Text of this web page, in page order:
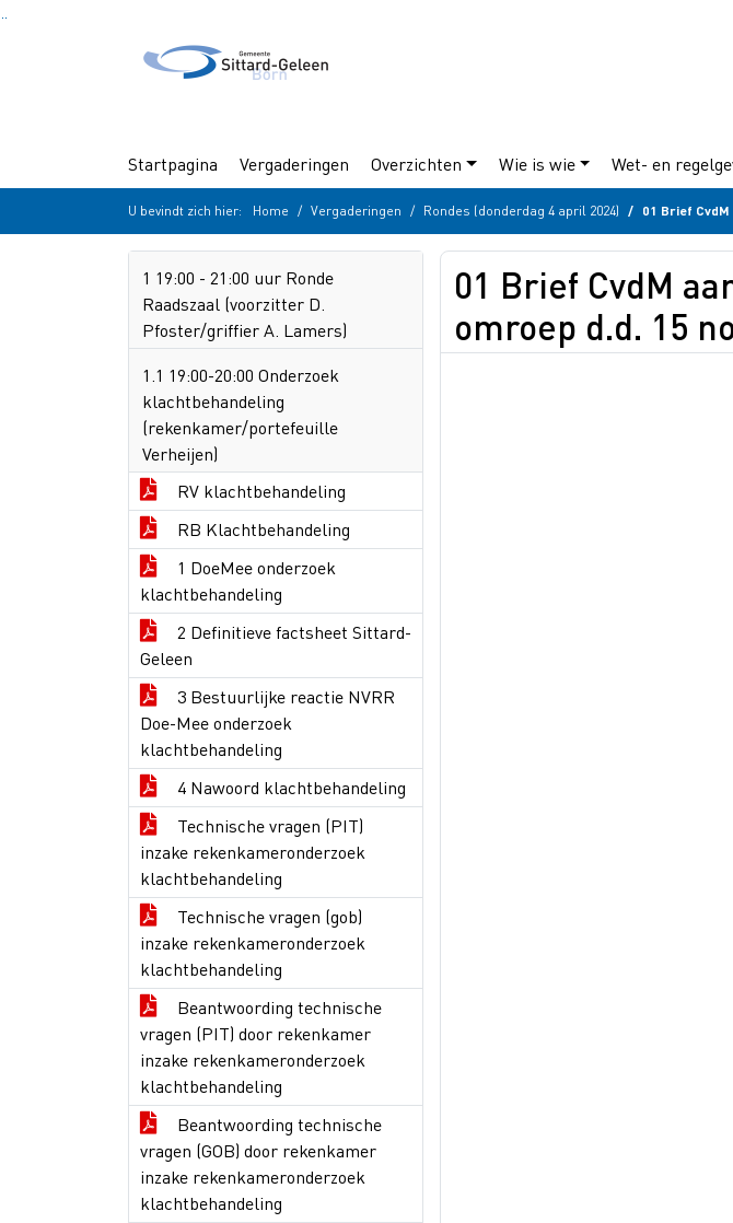
Startpagina Vergaderingen Overzichten Wie is wie Wet- en
U bevindt zich hier: Home Vergaderingen Rondes (donderdag 4 april 2024) 01 Brief CvdM
1 19:00 - 21:00 uur Ronde
Raadszaal (voorzitter D.
Pfoster/griffier A. Lamers)
1.1 19:00-20:00 Onderzoek
klachtbehandeling
(rekenkamer/portefeuille
Verheijen)
RV klachtbehandeling
RB Klachtbehandeling
1 DoeMee onderzoek
klachtbehandeling
2 Definitieve factsheet Sittard-
Geleen
3 Bestuurlijke reactie NVRR
Doe-Mee onderzoek
klachtbehandeling
4 Nawoord klachtbehandeling
Technische vragen (PIT)
inzake rekenkameronderzoek
klachtbehandeling
Technische vragen (gob)
inzake rekenkameronderzoek
klachtbehandeling
Beantwoording technische
vragen (PIT) door rekenkamer
inzake rekenkameronderzoek
klachtbehandeling
Beantwoording technische
vragen (GOB) door rekenkamer
inzake rekenkameronderzoek
klachtbehandeling
01 Brief CvdM
omroep d.d. 15